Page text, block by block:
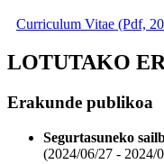
Curriculum Vitae (Pdf,
LOTUTAKO
Erakunde publikoa
Segurtasuneko
(2024/06/27 - 2024/